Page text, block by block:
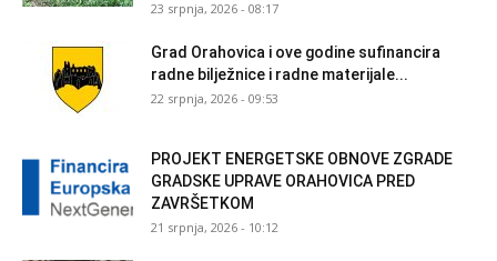
23 srpnja, 2026 - 08:17
Grad Orahovica i ove godine sufinancira
radne bilježnice i radne materijale...
22 srpnja, 2026 - 09:53
PROJEKT ENERGETSKE OBNOVE ZGRADE
GRADSKE UPRAVE ORAHOVICA PRED
ZAVRŠETKOM
21 srpnja, 2026 - 10:12